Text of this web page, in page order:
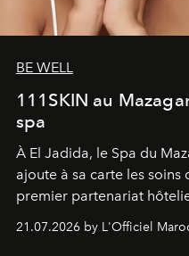
BE WELL
111SKIN au
spa
À El Jadida, le Spa du
ajoute à sa carte les soins
premier partenariat
britannique, née dans un
londonien et construite
21.07.2026 by L'Officiel